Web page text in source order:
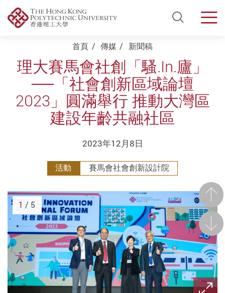
Open
Start main content首頁 傳媒 新聞稿
理大賽馬會社創「騷.In.廬」
──「社會創新區域論壇
2023」圓滿舉行 推動大灣區
建設年齡共融社區
2023年12月8日
活動 賽馬會社會創新設計院
前
後一
1 / 5